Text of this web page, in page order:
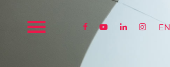
    EN